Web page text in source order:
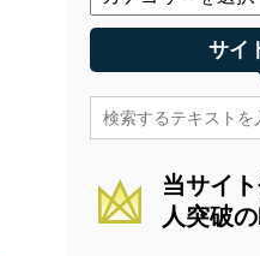
サイ
当サイ
人突破